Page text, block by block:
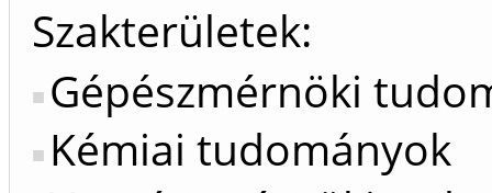
Szakterületek:
Gépészmérnöki
Kémiai tudományok